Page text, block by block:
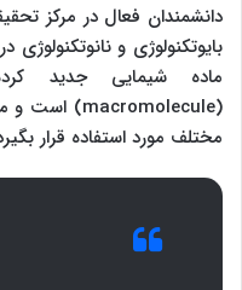
دانشمندان فعال در مرکز
بایوتکنولوژی و
ماده شیمایی جدید
(
macromolecule) است و
مختلف مورد استفاده قرار